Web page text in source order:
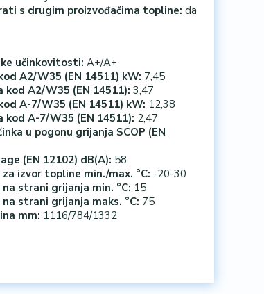
s drugim proizvođačima topline: da
učinkovitosti: A+/A+
A2/W35 (EN 14511) kW: 7,45
kod A2/W35 (EN 14511): 3,47
A-7/W35 (EN 14511) kW: 12,38
kod A-7/W35 (EN 14511): 2,47
u pogonu grijanja SCOP (EN
(EN 12102) dB(A): 58
izvor topline min./max. °C: -20-30
strani grijanja min. °C: 15
strani grijanja maks. °C: 75
mm: 1116/784/1332